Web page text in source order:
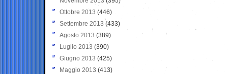
Ottobre 2013 (446)
Settembre 2013 (433)
Agosto 2013 (389)
Luglio 2013 (390)
Giugno 2013 (425)
Maggio 2013 (413)